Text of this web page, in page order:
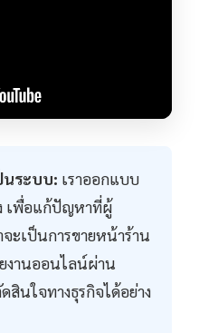
นระบบ: เราออกแบบ
เพื่อแก้ปัญหาที่ผู้
จะเป็นการขายหน้าร้าน
งานออนไลน์ผ่าน
นใจทางธุรกิจได้อย่าง